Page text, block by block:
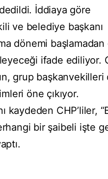
İddiaya göre
ve belediye başkanı
dönemi
ifade ediliyor.
grup başkanvekilleri
öne çıkıyor.
kaydeden CHP’liler,
bir şaibeli işte